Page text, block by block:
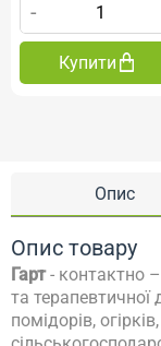
Опис
Опис товару
Гарт- контактно
та терапевтичної
помідорів,
-
Купити